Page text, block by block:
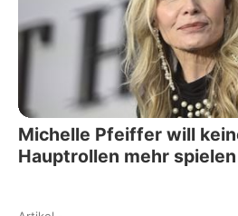
Michelle Pfeiffer will
Hauptrollen mehr spielen